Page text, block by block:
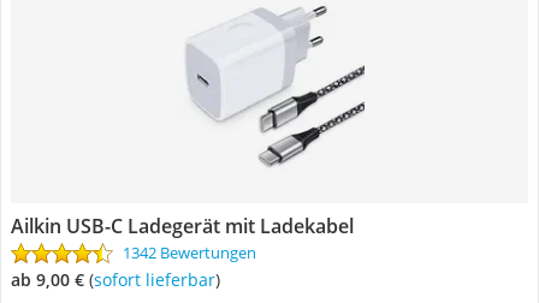
Ailkin USB-C Ladegerät mit Ladekabel
1342 Bewertungen
ab 9,00 € ( Sofort lieferbar)